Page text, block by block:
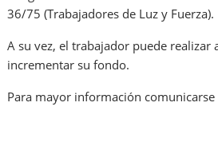
36/75 (Trabajadores de Luz y Fuerza).
A su vez, el trabajador puede realizar
incrementar su fondo.
Para mayor información comunicarse